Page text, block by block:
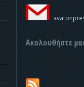
Ακολουθήστε